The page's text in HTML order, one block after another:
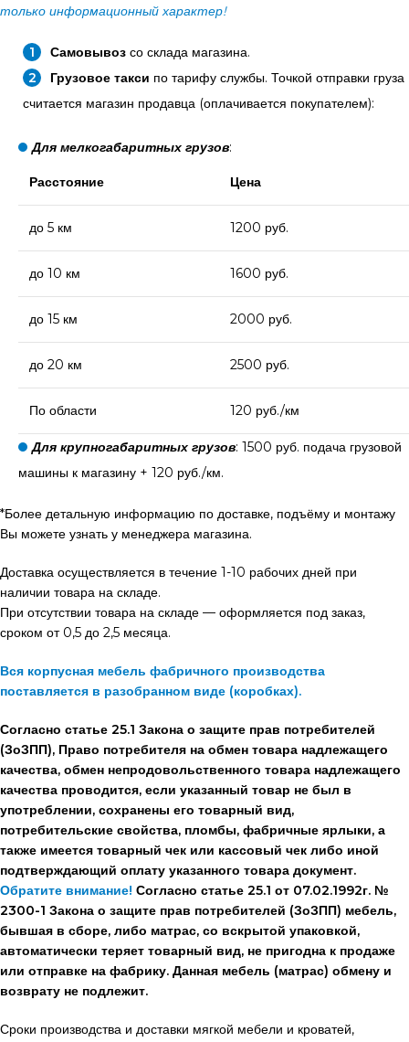
только информационный характер!
Самовывоз со склада магазина.
Грузовое такси по тарифу службы. Точкой отправки груза
считается магазин продавца (оплачивается покупателем):
Для мелкогабаритных грузов:
Расстояние Цена
до 5 км 1200 руб.
до 10 км 1600 руб.
до 15 км 2000 руб.
до 20 км 2500 руб.
По области 120 руб./км
Для крупногабаритных грузов: 1500 руб. подача грузовой
машины к магазину + 120 руб./км.
*Более детальную информацию по доставке, подъёму и монтажу
Вы можете узнать у менеджера магазина.
Доставка осуществляется в течение 1-10 рабочих дней при
наличии товара на складе.
При отсутствии товара на складе — оформляется под заказ,
сроком от 0,5 до 2,5 месяца.
Вся корпусная мебель фабричного производства
поставляется в разобранном виде (коробках).
Согласно статье 25.1 Закона о защите прав потребителей
(ЗоЗПП), Право потребителя на обмен товара надлежащего
качества, обмен непродовольственного товара надлежащего
качества проводится, если указанный товар не был в
употреблении, сохранены его товарный вид,
потребительские свойства, пломбы, фабричные ярлыки, а
также имеется товарный чек или кассовый чек либо иной
подтверждающий оплату указанного товара документ.
Обратите внимание! Согласно статье 25.1 от 07.02.1992г. №
2300-1 Закона о защите прав потребителей (ЗоЗПП) мебель,
бывшая в сборе, либо матрас, со вскрытой упаковкой,
автоматически теряет товарный вид, не пригодна к продаже
или отправке на фабрику. Данная мебель (матрас) обмену и
возврату не подлежит.
Сроки производства и доставки мягкой мебели и кроватей,